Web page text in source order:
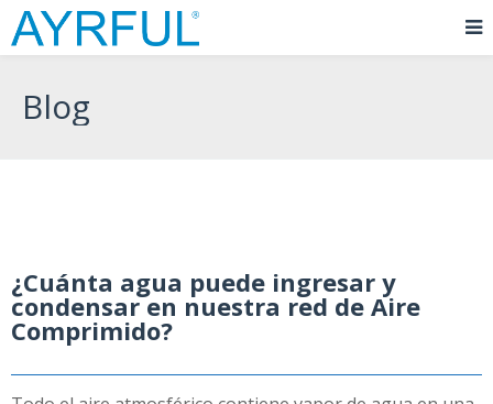
Blog
¿Cuánta agua puede ingresar y
condensar en nuestra red de Aire
Comprimido?